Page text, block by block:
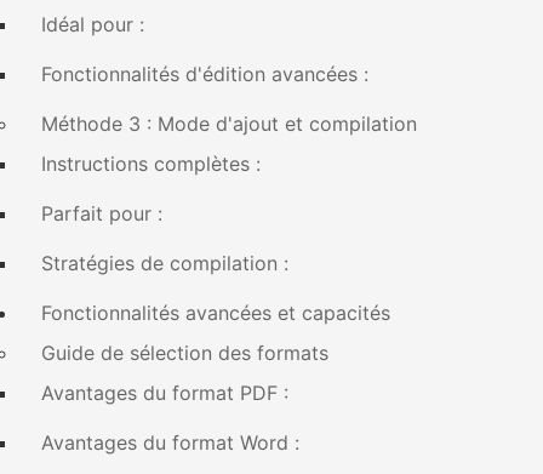
Idéal pour :
Fonctionnalités d'édition avancées :
Méthode 3 : Mode d'ajout et compilation
Instructions complètes :
Parfait pour :
Stratégies de compilation :
Fonctionnalités avancées et capacités
Guide de sélection des formats
Avantages du format PDF :
Avantages du format Word :